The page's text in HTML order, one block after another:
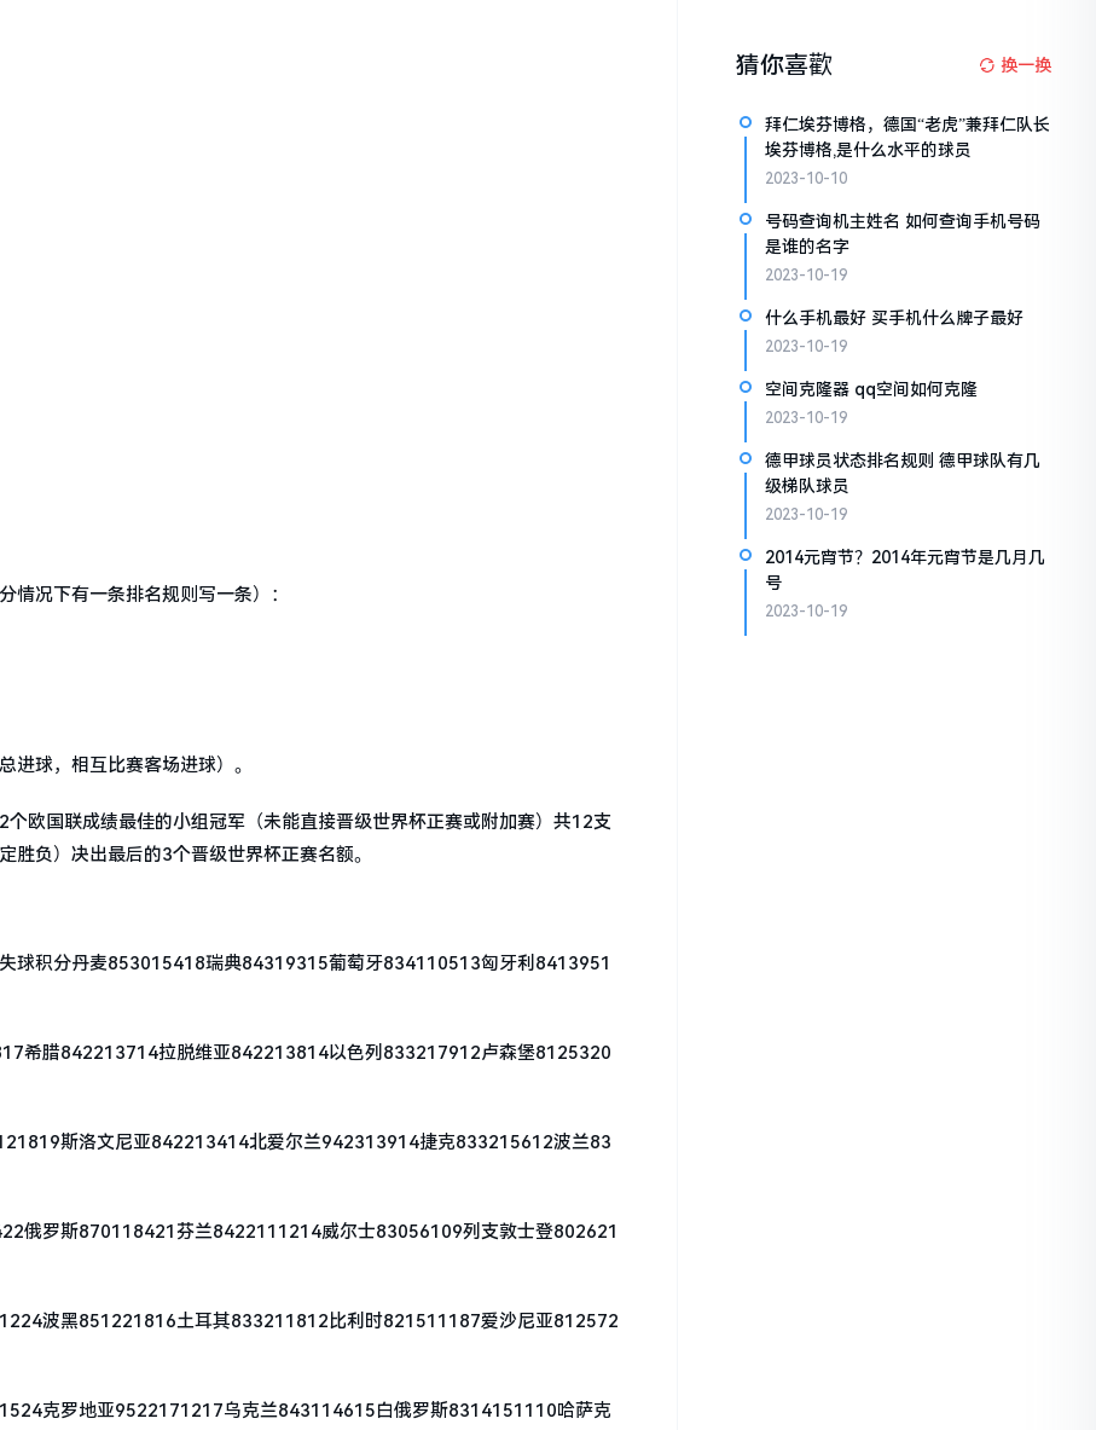
情况下有一条排名规则写一条）：
进球，相互比赛客场进球）。
欧国联成绩最佳的小组冠军（未能直接晋级世界杯正赛或附加赛）共12支
负）决出最后的3个晋级世界杯正赛名额。
球积分丹麦853015418瑞典84319315葡萄牙834110513匈牙利8413951
希腊842213714拉脱维亚842213814以色列833217912卢森堡8125320
斯洛文尼亚842213414北爱尔兰942313914捷克833215612波兰83
俄罗斯870118421芬兰8422111214威尔士83056109列支敦士登802621
波黑851221816土耳其833211812比利时821511187爱沙尼亚812572
克罗地亚9522171217乌克兰843114615白俄罗斯8314151110哈萨克
猜你喜歡 换一换
拜仁埃芬博格，德国“老虎”兼拜仁队长
埃芬博格,是什么水平的球员
2023-10-10
号码查询机主姓名 如何查询手机号码
是谁的名字
2023-10-19
什么手机最好 买手机什么牌子最好
2023-10-19
空间克隆器 qq空间如何克隆
2023-10-19
德甲球员状态排名规则 德甲球队有几
级梯队球员
2023-10-19
2014元宵节？2014年元宵节是几月几
号
2023-10-19